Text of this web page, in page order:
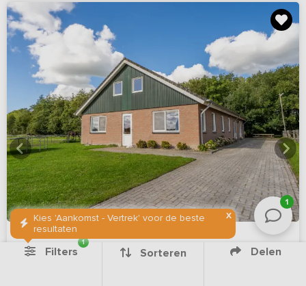
X
Kies 'Aankomst - Vertrek' voor de beste
resultaten
1
Filters
1
Sorteren Delen